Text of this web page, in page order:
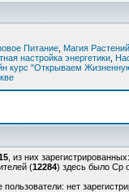
Питание Магия Растений
настройка энергетики
курс "Открываем
, из них
(12284) здесь было Ср
нет